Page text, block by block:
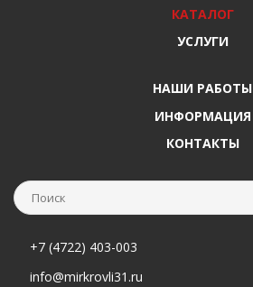
КАТАЛОГ
УСЛУГИ
НАШИ РАБОТЫ
ИНФОРМАЦИЯ
КОНТАКТЫ
+7 (4722) 403-003
info@mirkrovli31.ru